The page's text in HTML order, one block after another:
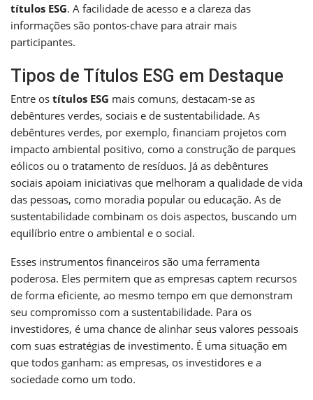
títulos ESG. A facilidade de acesso e a clareza das
informações são pontos-chave para atrair mais
participantes.
Tipos de Títulos ESG em Destaque
Entre os títulos ESG mais comuns, destacam-se as
debêntures verdes, sociais e de sustentabilidade. As
debêntures verdes, por exemplo, financiam projetos com
impacto ambiental positivo, como a construção de parques
eólicos ou o tratamento de resíduos. Já as debêntures
sociais apoiam iniciativas que melhoram a qualidade de vida
das pessoas, como moradia popular ou educação. As de
sustentabilidade combinam os dois aspectos, buscando um
equilíbrio entre o ambiental e o social.
Esses instrumentos financeiros são uma ferramenta
poderosa. Eles permitem que as empresas captem recursos
de forma eficiente, ao mesmo tempo em que demonstram
seu compromisso com a sustentabilidade. Para os
investidores, é uma chance de alinhar seus valores pessoais
com suas estratégias de investimento. É uma situação em
que todos ganham: as empresas, os investidores e a
sociedade como um todo.